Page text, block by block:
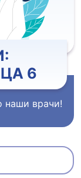
6
наши врачи!